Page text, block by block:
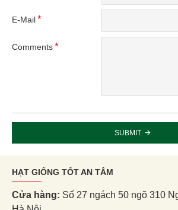
E-Mail
Comments
SUBMIT
HẠT GIỐNG TỐT AN TÂM
Cửa hàng: Số 27 ngách 50 ngõ 310